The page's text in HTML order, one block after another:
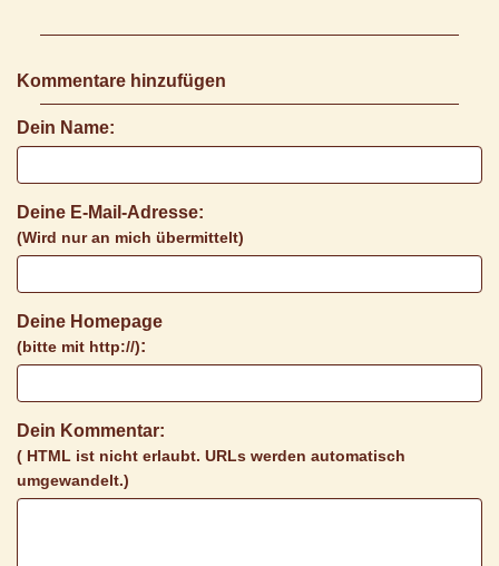
Kommentare hinzufügen
Dein Name:
Deine E-Mail-Adresse:
(Wird nur an mich übermittelt)
Deine Homepage
(bitte mit http://):
Dein Kommentar:
( HTML ist nicht erlaubt. URLs werden automatisch
umgewandelt.)